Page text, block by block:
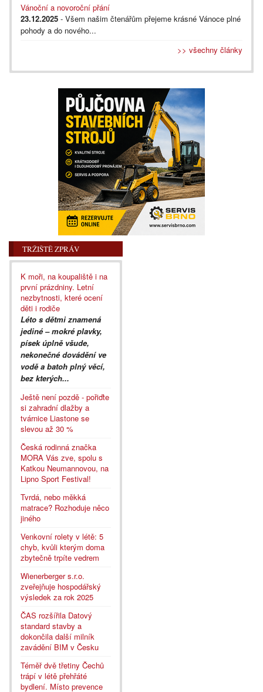
Vánoční a novoroční přání
23.12.2025 - Všem našim čtenářům přejeme krásné Vánoce plné
pohody a do nového...
>> všechny články
TRŽIŠTĚ ZPRÁV
K moři, na koupaliště i na
první prázdniny. Letní
nezbytnosti, které ocení
děti i rodiče
Léto s dětmi znamená
jediné – mokré plavky,
písek úplně všude,
nekonečné dovádění ve
vodě a batoh plný věcí,
bez kterých...
Ještě není pozdě - pořiďte
si zahradní dlažby a
tvárnice Liastone se
slevou až 30 %
Česká rodinná značka
MORA Vás zve, spolu s
Katkou Neumannovou, na
Lipno Sport Festival!
Tvrdá, nebo měkká
matrace? Rozhoduje něco
jiného
Venkovní rolety v létě: 5
chyb, kvůli kterým doma
zbytečně trpíte vedrem
Wienerberger s.r.o.
zveřejňuje hospodářský
výsledek za rok 2025
ČAS rozšířila Datový
standard stavby a
dokončila další milník
zavádění BIM v Česku
Téměř dvě třetiny Čechů
trápí v létě přehřáté
bydlení. Místo prevence